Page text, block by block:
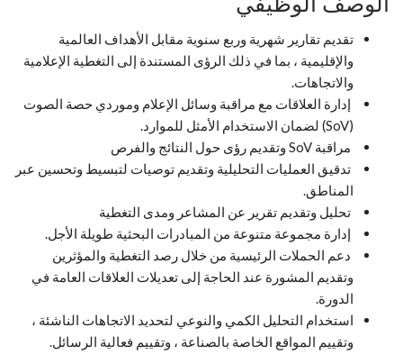
تقديم تقارير شهرية وربع سنوية مقابل الأهداف العالمية
والإقليمية ، بما في ذلك الرؤى المستندة إلى التغطية الإعلامية
والاتجاهات.
إدارة العلاقات مع مراقبة وسائل الإعلام وموردي حصة الصوت
(SoV) لضمان الاستخدام الأمثل للموارد.
مراقبة SoV وتقديم رؤى حول النتائج والفرص
تدقيق العمليات التحليلية وتقديم توصيات لتبسيط وتحسين عبر
المناطق.
تحليل وتقديم تقرير عن المشاعر ومدى التغطية
إدارة مجموعة متنوعة من المبادرات البحثية طويلة الأجل.
دعم الحملات الرئيسية من خلال رصد التغطية والمؤثرين
وتقديم المشورة عند الحاجة إلى تعديلات العلاقات العامة في
الدورة.
استخدام التحليل الكمي والنوعي لتحديد الاتجاهات الناشئة ،
وتقييم المواقع الخاصة بالصناعة ، وتقييم فعالية الرسائل.